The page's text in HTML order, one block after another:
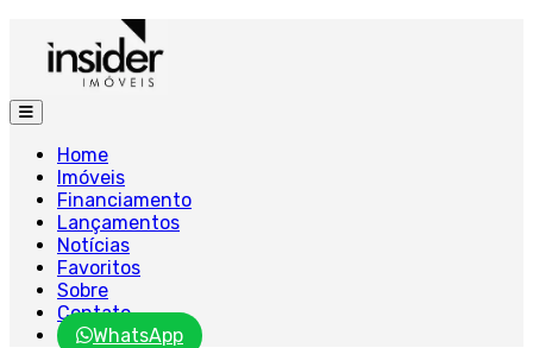
Home
Imóveis
Financiamento
Lançamentos
Notícias
Favoritos
Sobre
Contato
WhatsApp